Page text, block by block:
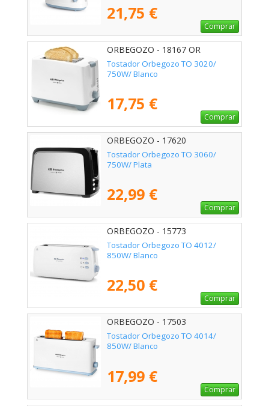
21,75 €
Comprar
ORBEGOZO - 18167 OR
Tostador Orbegozo TO 3020/
750W/ Blanco
17,75 €
Comprar
ORBEGOZO - 17620
Tostador Orbegozo TO 3060/
750W/ Plata
22,99 €
Comprar
ORBEGOZO - 15773
Tostador Orbegozo TO 4012/
850W/ Blanco
22,50 €
Comprar
ORBEGOZO - 17503
Tostador Orbegozo TO 4014/
850W/ Blanco
17,99 €
Comprar